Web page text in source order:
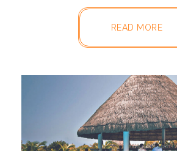
READ MORE